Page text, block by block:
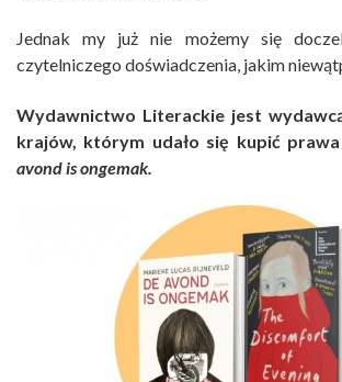
Jednak my już nie możemy się
czytelniczego doświadczenia, jakim
Wydawnictwo Literackie jest
krajów, którym udało się kupić
avond is ongemak.